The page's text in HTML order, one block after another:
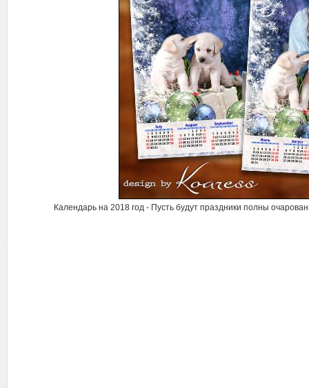
Календарь на 2018 год - Пусть будут праздники полны